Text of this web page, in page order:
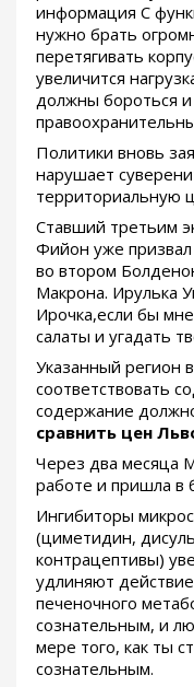
информация С
нужно брать
перетягивать
увеличится
должны бороться и
Политики вновь
нарушает
территориальную
Ставший третьим
Фийон уже призвал
во втором
Макрона. Ирулька
Ирочка,если бы
салаты и угадать
Указанный регион
соответствовать
содержание
сравнить цен
Через два месяца
работе и пришла в
Ингибиторы
(циметидин,
контрацептивы)
удлиняют
печеночного
сознательным, и
мере того, как ты
сознательным.